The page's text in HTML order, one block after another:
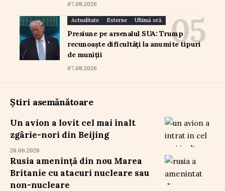
07.08.2026
Actualitate Externe Ultimă oră
Presiune pe arsenalul SUA: Trump
recunoaște dificultăți la anumite tipuri
de muniții
07.08.2026
Știri asemănătoare
Un avion a lovit cel mai înalt
zgârie-nori din Beijing
26.06.2026
Rusia amenință din nou Marea
Britanie cu atacuri nucleare sau
non-nucleare